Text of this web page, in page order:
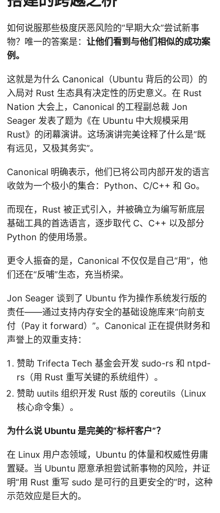
如何说服那些极度厌恶风险的“早期大众”尝试新事
物？唯一的答案是： 让他们看到与他们相似的成功案
例。
这就是为什么 Canonical（Ubuntu 背后的公司）的
入局对 Rust 生态具有决定性的历史意义。在 Rust
Nation 大会上，Canonical 的工程副总裁 Jon
Seager 发表了题为《在 Ubuntu 中大规模采用
Rust》的闭幕演讲。这场演讲完美诠释了什么是“既
有远见，又极其务实”。
Canonical 明确表示，他们已将公司内部开发的语言
收敛为一个极小的集合：Python、C/C++ 和 Go。
而现在，Rust 被正式引入，并被确立为编写新底层
基础工具的首选语言，逐步取代 C、C++ 以及部分
Python 的使用场景。
更令人振奋的是，Canonical 不仅仅是自己“用”，他
们还在“反哺”生态，充当桥梁。
Jon Seager 谈到了 Ubuntu 作为操作系统发行版的
责任——通过支持内存安全的基础设施库来“向前支
付（Pay it forward）”。Canonical 正在提供财务和
声誉上的双重支持：
赞助 Trifecta Tech 基金会开发 sudo-rs 和 ntpd-
rs（用 Rust 重写关键的系统组件）。
赞助 uutils 组织开发 Rust 版的 coreutils（Linux
核心命令集）。
为什么说 Ubuntu 是完美的“标杆客户”？
在 Linux 用户态领域，Ubuntu 的体量和权威性毋庸
置疑。当 Ubuntu 愿意承担尝试新事物的风险，并证
明“用 Rust 重写 sudo 是可行的且更安全的”时，这种
示范效应是巨大的。